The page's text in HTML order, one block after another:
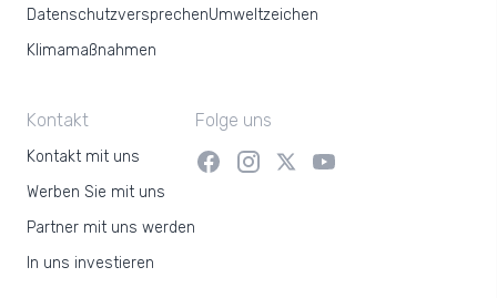
Datenschutzversprechen
Klimamaßnahmen
Umweltzeichen
Kontakt
Kontakt mit uns
Werben Sie mit uns
Partner mit uns werden
In uns investieren
Folge uns